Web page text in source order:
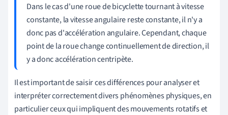
Dans le cas d'une roue de bicyclette tournant à vitesse
constante, la vitesse angulaire reste constante, il n'y a
donc pas d'accélération angulaire. Cependant, chaque
point de la roue change continuellement de direction, il
y a donc accélération centripète.
Il est important de saisir ces différences pour analyser et
interpréter correctement divers phénomènes physiques, en
particulier ceux qui impliquent des mouvements rotatifs et